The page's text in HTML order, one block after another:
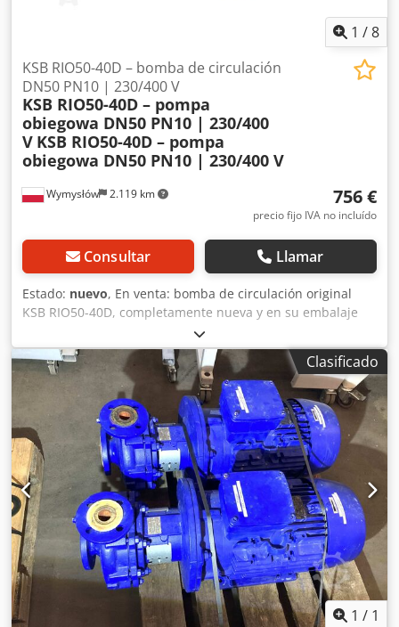
1 /8
Wymysłów 2.119 km
KSB RIO50-40D – bomba de circulación
DN50 PN10 | 230/400 V
KSB RIO50-40D – pompa
obiegowa DN50 PN10 | 230/400
V KSB RIO50-40D – pompa
obiegowa DN50 PN10 | 230/400 V
756 €
precio fijo IVA no incluído
Consultar Llamar
Estado: nuevo, En venta: bomba de circulación original
KSB RIO50-40D, completamente nueva y en su embalaje
original. La bomba está diseñada para instalaciones de
calefacción y refrigeración, así como para aplicaciones en
la tecnología de edificios e industria. ⸻ Datos técnicos
• Fabricante: KSB • Modelo / tipo: RIO50-40D • ID de
producto: 29 132 136 • Alimentación: 230V, 3~ 400 V / 50 Hz
• Número de velocidades: 3 • Consumo de potencia (P1):
180 / 240 / 330 W • Diámetro nominal: DN50 • Conexión:
brida • Presión de trabajo: PN6 / PN10 • Temp. máxima del
medio: 130°C • Clase de protección: IP44 • Clase de
aislamiento: H • Peso: aprox. 14,1 kg • Fabricación: UE
⸻ Estado Dcodsyhhmgspfx Ab Rok • Nueva, sin usar •
Embalaje original de KSB • Manual del fabricante incluido •
Estado exactamente como en las fotos ⸻ Aplicaciones •
Instalaciones de calefacción central • Sistemas de
calefacción y refrigeración • Instalaciones industriales y
comerciales
Clasificado
1 / 1